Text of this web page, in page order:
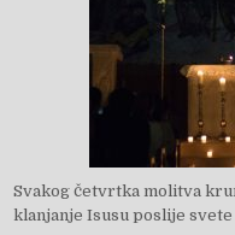
Svakog četvrtka molitva
klanjanje Isusu poslije svete